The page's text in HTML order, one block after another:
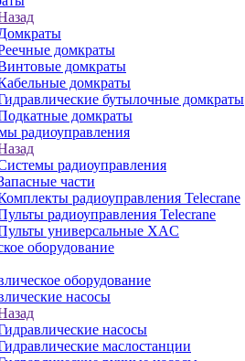
домкраты
домкраты
домкраты
бутылочные домкраты
домкраты
радиоуправления
радиоуправления
части
радиоуправления Telecrane
радиоуправления Telecrane
универсальные XAC
оборудование
оборудование
насосы
насосы
маслостанции